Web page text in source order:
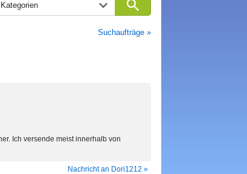
Suchaufträge »
Ich versende meist innerhalb von
Nachricht an Dori1212 »